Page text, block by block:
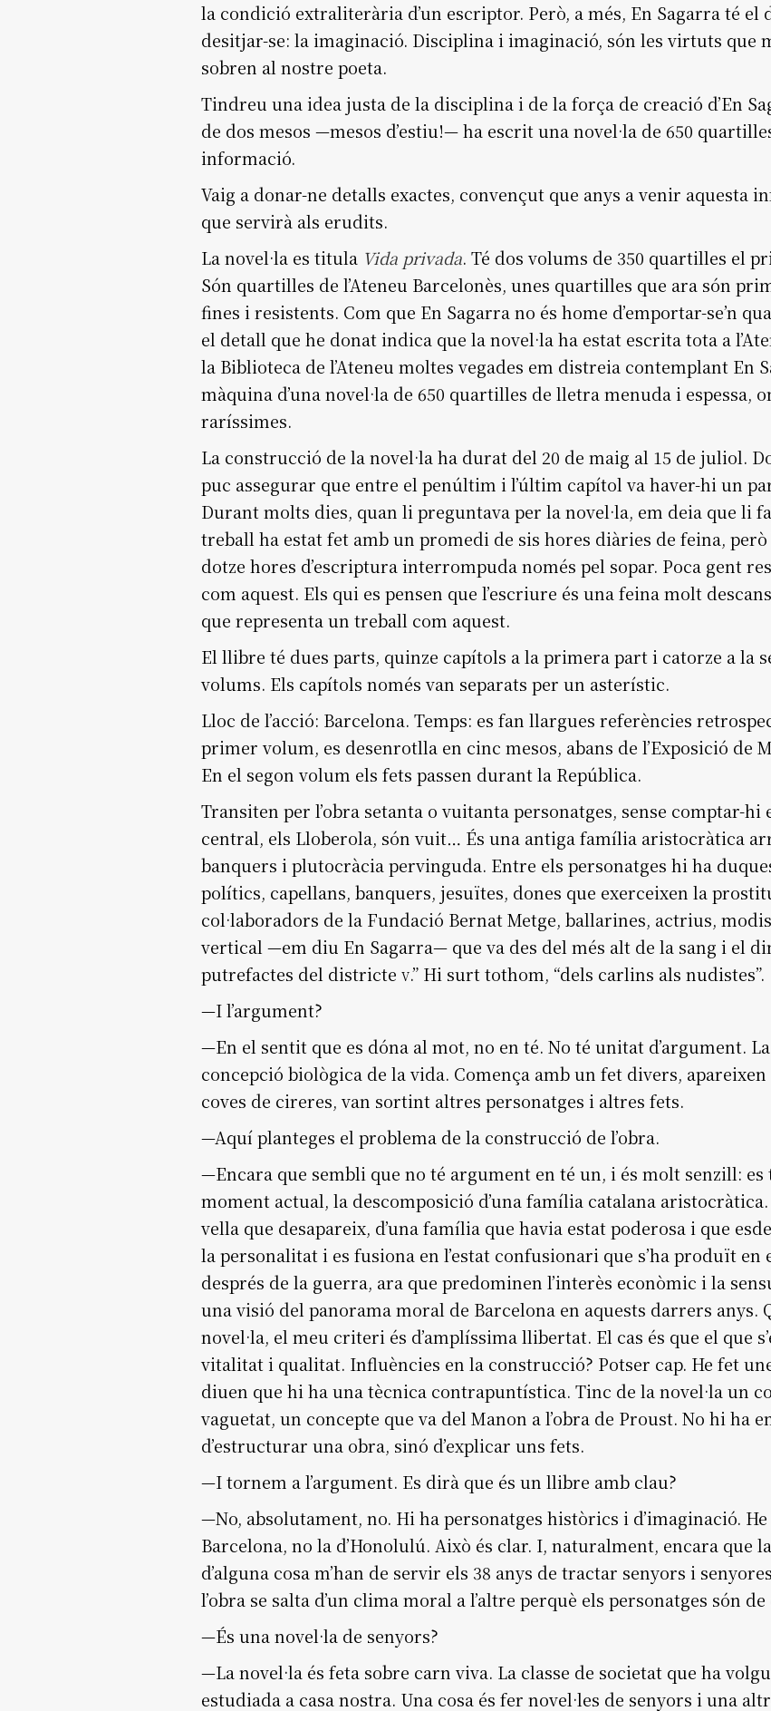
la condició extraliterària d’un escriptor. Però, a més, En Sagarra té
desitjar-se: la imaginació. Disciplina i imaginació, són les virtuts que
sobren al nostre poeta.
Tindreu una idea justa de la disciplina i de la força de creació d’En
de dos mesos —mesos d’estiu!— ha escrit una novel·la de 650
informació.
Vaig a donar-ne detalls exactes, convençut que anys a venir aquesta
que servirà als erudits.
La novel·la es titula Vida privada. Té dos volums de 350 quartilles el
Són quartilles de l’Ateneu Barcelonès, unes quartilles que ara són
fines i resistents. Com que En Sagarra no és home d’emportar-se’n
el detall que he donat indica que la novel·la ha estat escrita tota a
la Biblioteca de l’Ateneu moltes vegades em distreia contemplant En
màquina d’una novel·la de 650 quartilles de lletra menuda i espessa,
raríssimes.
La construcció de la novel·la ha durat del 20 de maig al 15 de juliol.
puc assegurar que entre el penúltim i l’últim capítol va haver-hi un
Durant molts dies, quan li preguntava per la novel·la, em deia que li
treball ha estat fet amb un promedi de sis hores diàries de feina,
dotze hores d’escriptura interrompuda només pel sopar. Poca gent
com aquest. Els qui es pensen que l’escriure és una feina molt
que representa un treball com aquest.
El llibre té dues parts, quinze capítols a la primera part i catorze a la
volums. Els capítols només van separats per un asterístic.
Lloc de l’acció: Barcelona. Temps: es fan llargues referències
primer volum, es desenrotlla en cinc mesos, abans de l’Exposició de
En el segon volum els fets passen durant la República.
Transiten per l’obra setanta o vuitanta personatges, sense comptar-hi
central, els Lloberola, són vuit… És una antiga família aristocràtica
banquers i plutocràcia pervinguda. Entre els personatges hi ha
polítics, capellans, banquers, jesuïtes, dones que exerceixen la
col·laboradors de la Fundació Bernat Metge, ballarines, actrius,
vertical —em diu En Sagarra— que va des del més alt de la sang i el
putrefactes del districte v.” Hi surt tothom, “dels carlins als nudistes”.
—I l’argument?
—En el sentit que es dóna al mot, no en té. No té unitat d’argument.
concepció biològica de la vida. Comença amb un fet divers,
coves de cireres, van sortint altres personatges i altres fets.
—Aquí planteges el problema de la construcció de l’obra.
—Encara que sembli que no té argument en té un, i és molt senzill:
moment actual, la descomposició d’una família catalana aristocràtica.
vella que desapareix, d’una família que havia estat poderosa i que
la personalitat i es fusiona en l’estat confusionari que s’ha produït en
després de la guerra, ara que predominen l’interès econòmic i la
una visió del panorama moral de Barcelona en aquests darrers anys.
novel·la, el meu criteri és d’amplíssima llibertat. El cas és que el que
vitalitat i qualitat. Influències en la construcció? Potser cap. He fet
diuen que hi ha una tècnica contrapuntística. Tinc de la novel·la un
vaguetat, un concepte que va del Manon a l’obra de Proust. No hi ha
d’estructurar una obra, sinó d’explicar uns fets.
—I tornem a l’argument. Es dirà que és un llibre amb clau?
—No, absolutament, no. Hi ha personatges històrics i d’imaginació.
Barcelona, no la d’Honolulú. Això és clar. I, naturalment, encara que
d’alguna cosa m’han de servir els 38 anys de tractar senyors i
l’obra se salta d’un clima moral a l’altre perquè els personatges són
—És una novel·la de senyors?
—La novel·la és feta sobre carn viva. La classe de societat que ha
estudiada a casa nostra. Una cosa és fer novel·les de senyors i una